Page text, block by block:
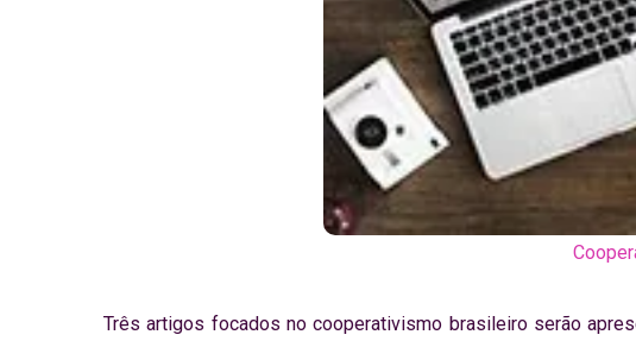
Três artigos focados no cooperativismo brasileiro serão